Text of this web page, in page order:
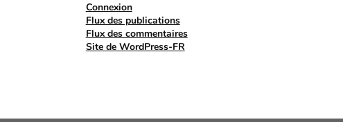
Connexion
Flux des publications
Flux des commentaires
Site de WordPress-FR